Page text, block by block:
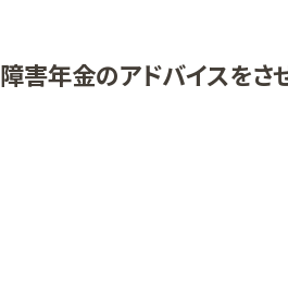
障害年金のアドバイスをさ